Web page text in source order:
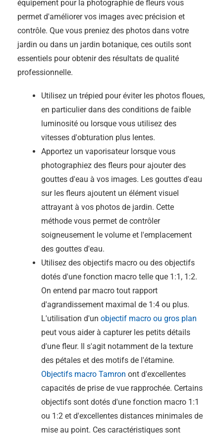
équipement pour la photographie de fleurs vous
permet d'améliorer vos images avec précision et
contrôle. Que vous preniez des photos dans votre
jardin ou dans un jardin botanique, ces outils sont
essentiels pour obtenir des résultats de qualité
professionnelle.
Utilisez un trépied pour éviter les photos floues,
en particulier dans des conditions de faible
luminosité ou lorsque vous utilisez des
vitesses d'obturation plus lentes.
Apportez un vaporisateur lorsque vous
photographiez des fleurs pour ajouter des
gouttes d'eau à vos images. Les gouttes d'eau
sur les fleurs ajoutent un élément visuel
attrayant à vos photos de jardin. Cette
méthode vous permet de contrôler
soigneusement le volume et l'emplacement
des gouttes d'eau.
Utilisez des objectifs macro ou des objectifs
dotés d'une fonction macro telle que 1:1, 1:2.
On entend par macro tout rapport
d'agrandissement maximal de 1:4 ou plus.
L'utilisation d'un objectif macro ou gros plan
peut vous aider à capturer les petits détails
d'une fleur. Il s'agit notamment de la texture
des pétales et des motifs de l'étamine.
Objectifs macro Tamron ont d'excellentes
capacités de prise de vue rapprochée. Certains
objectifs sont dotés d'une fonction macro 1:1
ou 1:2 et d'excellentes distances minimales de
mise au point. Ces caractéristiques sont